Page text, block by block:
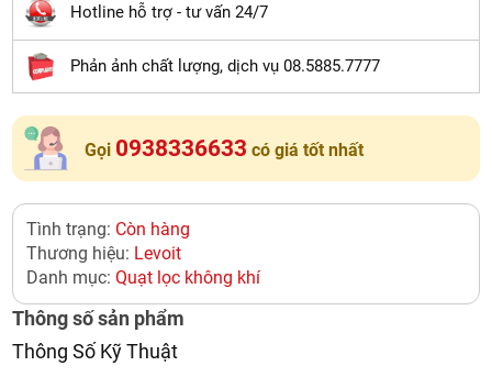
Hotline hỗ trợ - tư vấn 24/7
Phản ảnh chất lượng, dịch vụ 08.5885.7777
Gọi 0938336633 có giá tốt nhất
Tình trạng: Còn hàng
Thương hiệu: Levoit
Danh mục: Quạt lọc không khí
Thông số sản phẩm
Thông Số Kỹ Thuật